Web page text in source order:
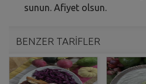
sunun. Afiyet olsun.
BENZER TARİFLER